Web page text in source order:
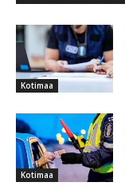
Kotimaa
Kotimaa